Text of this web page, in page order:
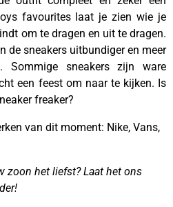
favourites laat je zien wie je
om te dragen en uit te dragen.
de sneakers uitbundiger en meer
Sommige sneakers zijn ware
een feest om naar te kijken. Is
freaker?
van dit moment: Nike, Vans,
zoon het liefst? Laat het ons